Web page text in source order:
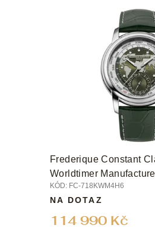
Frederique Constant
Worldtimer
KÓD: FC-718KWM4H6
114 990 Kč
NA DOTAZ